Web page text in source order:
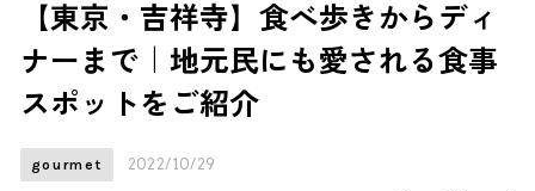
【東京・吉祥寺】食べ歩きからディ
ナーまで｜地元民にも愛される食事
スポットをご紹介
gourmet 2022/10/29